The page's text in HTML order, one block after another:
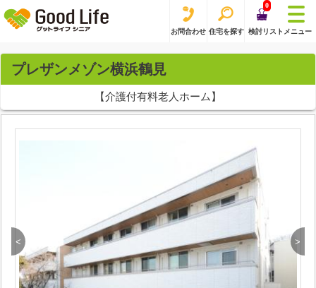
お問合わせ 住宅を探す
0
検討リスト メニュー
プレザンメゾン横浜鶴見
【介護付有料老人ホーム】
< >